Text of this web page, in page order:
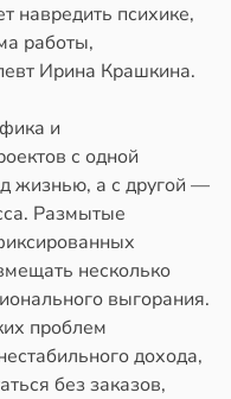
навредить психике,
работы,
Ирина Крашкина.
и
с одной
жизнью, а с другой —
Размытые
несколько
выгорания.
проблем
дохода,
без заказов,